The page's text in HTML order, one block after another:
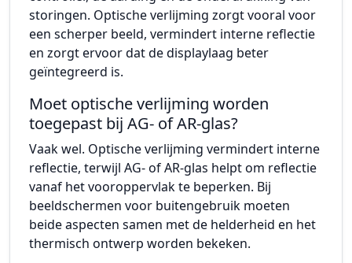
storingen. Optische verlijming zorgt vooral voor
een scherper beeld, vermindert interne reflectie
en zorgt ervoor dat de displaylaag beter
geïntegreerd is.
Moet optische verlijming worden
toegepast bij AG- of AR-glas?
Vaak wel. Optische verlijming vermindert interne
reflectie, terwijl AG- of AR-glas helpt om reflectie
vanaf het vooroppervlak te beperken. Bij
beeldschermen voor buitengebruik moeten
beide aspecten samen met de helderheid en het
thermisch ontwerp worden bekeken.